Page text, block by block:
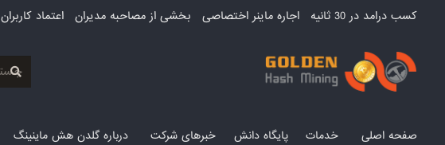
کسب درامد در 30 ثانیه اجاره ماینر اختصاصی بخشی از مصاحبه مدیران اعتماد کاربران
صفحه اصلی خدمات پایگاه دانش خبرهای شرکت درباره گلدن هش ماینینگ